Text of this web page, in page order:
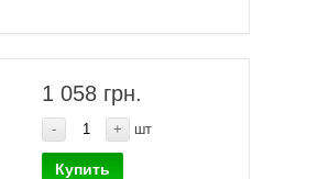
1 058 грн.
- + шт
Купить